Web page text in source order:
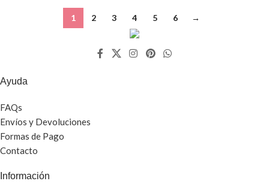
1 2 3 4 5 6 →
Ayuda
FAQs
Envíos y Devoluciones
Formas de Pago
Contacto
Información